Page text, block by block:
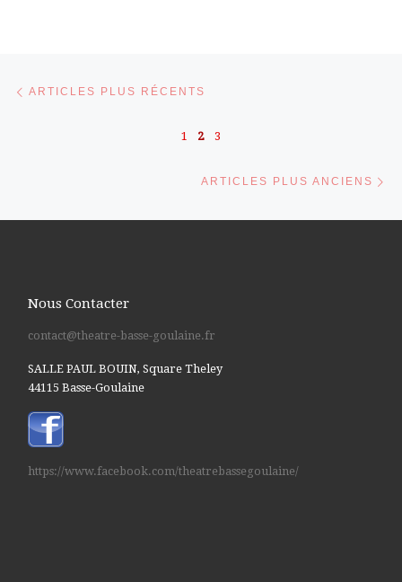
Navigation dans les articles
ARTICLES PLUS RÉCENTS
1 2 3
ARTICLES PLUS ANCIENS
Nous Contacter
contact@theatre-basse-goulaine.fr
SALLE PAUL BOUIN, Square Theley
44115 Basse-Goulaine
https://www.facebook.com/theatrebassegoulaine/